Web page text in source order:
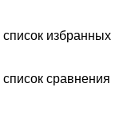
избранных
сравнения